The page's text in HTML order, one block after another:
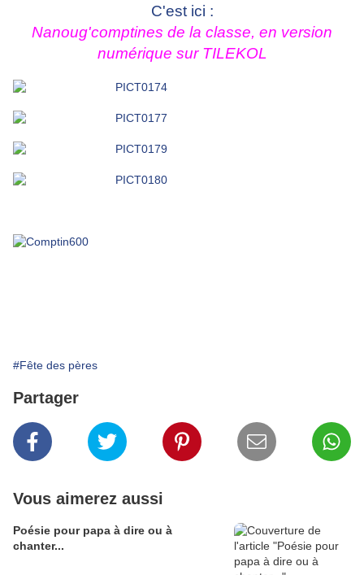
C'est ici :
Nanoug'comptines de la classe, en version
numérique sur TILEKOL
#Fête des pères
Partager
Vous aimerez aussi
Poésie pour papa à dire ou à
chanter...